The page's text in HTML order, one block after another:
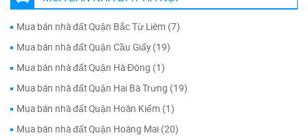
Mua bán nhà đất Quận Bắc Từ Liêm (7)
Mua bán nhà đất Quận Cầu Giấy (19)
Mua bán nhà đất Quận Hà Đông (1)
Mua bán nhà đất Quận Hai Bà Trưng (19)
Mua bán nhà đất Quận Hoàn Kiếm (1)
Mua bán nhà đất Quận Hoàng Mai (20)